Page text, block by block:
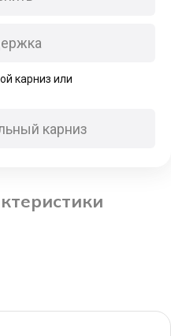
карниз или
карниз